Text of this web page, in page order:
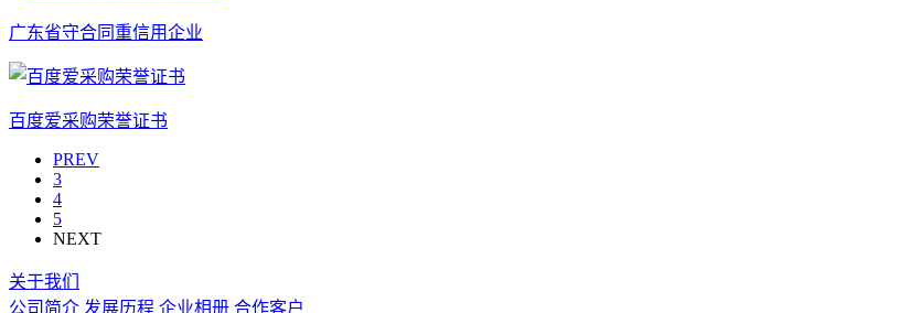
广东省守合同重信用企业
百度爱采购荣誉证书
PREV
3
4
5
NEXT
关于我们
公司简介 发展历程 企业相册 合作客户